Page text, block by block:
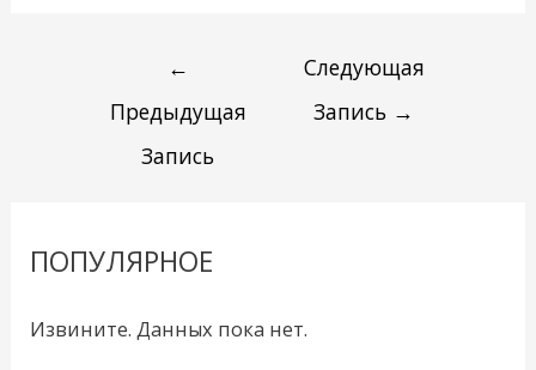
←
Предыдущая
Запись
Следующая
Запись →
ПОПУЛЯРНОЕ
Извините. Данных пока нет.